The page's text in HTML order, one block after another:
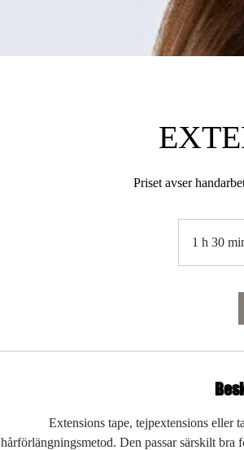
Priset avser
1 h 30
Extensions tape, tejpextensions eller
hårförlängningsmetod. Den passar särskilt